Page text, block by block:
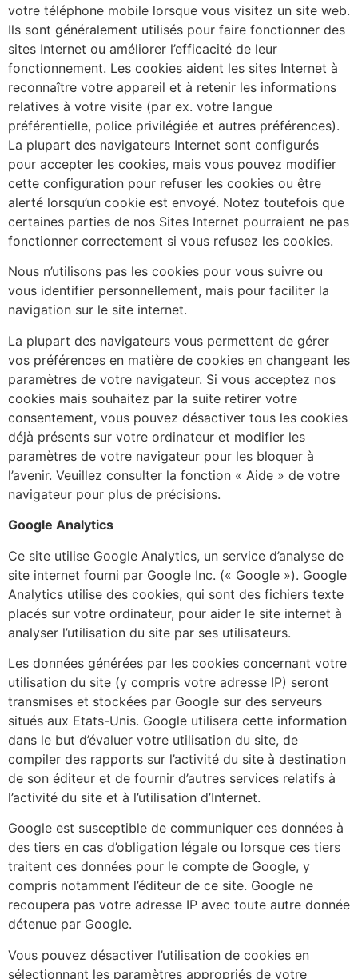
votre téléphone mobile lorsque vous visitez un site web.
Ils sont généralement utilisés pour faire fonctionner des
sites Internet ou améliorer l’efficacité de leur
fonctionnement. Les cookies aident les sites Internet à
reconnaître votre appareil et à retenir les informations
relatives à votre visite (par ex. votre langue
préférentielle, police privilégiée et autres préférences).
La plupart des navigateurs Internet sont configurés
pour accepter les cookies, mais vous pouvez modifier
cette configuration pour refuser les cookies ou être
alerté lorsqu’un cookie est envoyé. Notez toutefois que
certaines parties de nos Sites Internet pourraient ne pas
fonctionner correctement si vous refusez les cookies.
Nous n’utilisons pas les cookies pour vous suivre ou
vous identifier personnellement, mais pour faciliter la
navigation sur le site internet.
La plupart des navigateurs vous permettent de gérer
vos préférences en matière de cookies en changeant les
paramètres de votre navigateur. Si vous acceptez nos
cookies mais souhaitez par la suite retirer votre
consentement, vous pouvez désactiver tous les cookies
déjà présents sur votre ordinateur et modifier les
paramètres de votre navigateur pour les bloquer à
l’avenir. Veuillez consulter la fonction « Aide » de votre
navigateur pour plus de précisions.
Google Analytics
Ce site utilise Google Analytics, un service d’analyse de
site internet fourni par Google Inc. (« Google »). Google
Analytics utilise des cookies, qui sont des fichiers texte
placés sur votre ordinateur, pour aider le site internet à
analyser l’utilisation du site par ses utilisateurs.
Les données générées par les cookies concernant votre
utilisation du site (y compris votre adresse IP) seront
transmises et stockées par Google sur des serveurs
situés aux Etats-Unis. Google utilisera cette information
dans le but d’évaluer votre utilisation du site, de
compiler des rapports sur l’activité du site à destination
de son éditeur et de fournir d’autres services relatifs à
l’activité du site et à l’utilisation d’Internet.
Google est susceptible de communiquer ces données à
des tiers en cas d’obligation légale ou lorsque ces tiers
traitent ces données pour le compte de Google, y
compris notamment l’éditeur de ce site. Google ne
recoupera pas votre adresse IP avec toute autre donnée
détenue par Google.
Vous pouvez désactiver l’utilisation de cookies en
sélectionnant les paramètres appropriés de votre